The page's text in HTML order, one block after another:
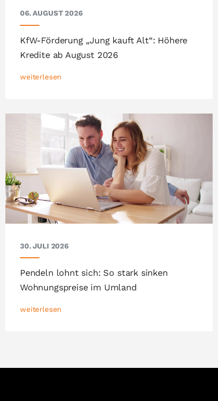
06. AUGUST 2026
KfW-Förderung „Jung kauft Alt“: Höhere
Kredite ab August 2026
weiterlesen
30. JULI 2026
Pendeln lohnt sich: So stark sinken
Wohnungspreise im Umland
weiterlesen